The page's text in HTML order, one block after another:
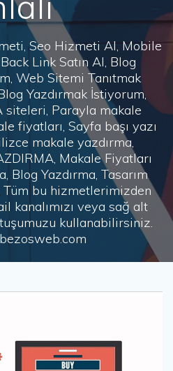
Seo Hizmeti Al, Mobile
Link Satın Al, Blog
Web Sitemi Tanıtmak
Yazdırmak İstiyorum,
siteleri, Parayla makale
fiyatları, Sayfa başı yazı
makale yazdırma,
Makale Fiyatları
Blog Yazdırma, Tasarım
Tüm bu hizmetlerimizden
kanalımızı veya sağ alt
kullanabilirsiniz.